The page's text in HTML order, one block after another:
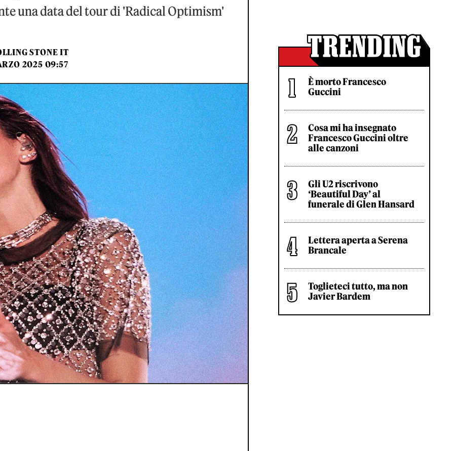
una data del tour di 'Radical Optimism'
STONE IT
2025 09:57
È morto Francesco
Guccini
Cosa mi ha insegnato
Francesco Guccini oltre
alle canzoni
Gli U2 riscrivono
‘Beautiful Day’ al
funerale di Glen Hansard
Lettera aperta a Serena
Brancale
Toglieteci tutto, ma non
Javier Bardem